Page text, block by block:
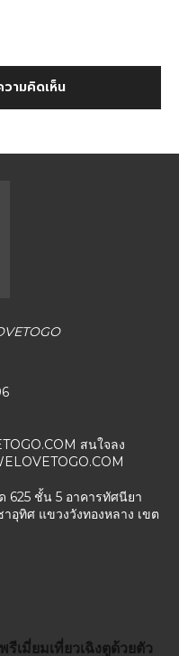
วามคิดเห็น
สนใจลง
625 ชั้น 5 อาคารทัศนียา
อุทิศ แขวงวังทองหลาง เขต
รีเมี่ยมเที่ยวเฉิงตูด้วยตัว